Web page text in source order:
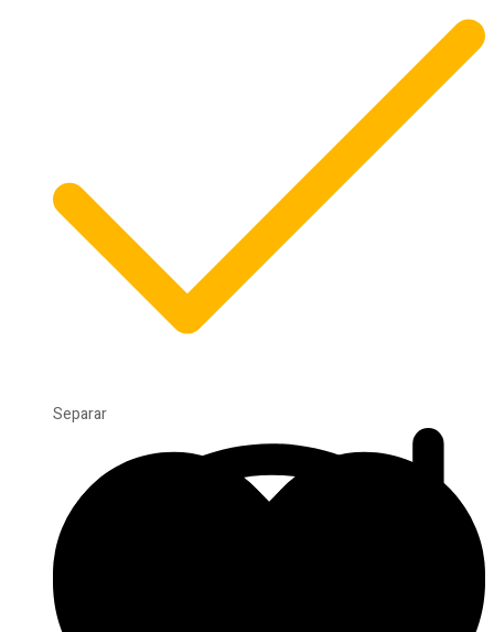
Separar